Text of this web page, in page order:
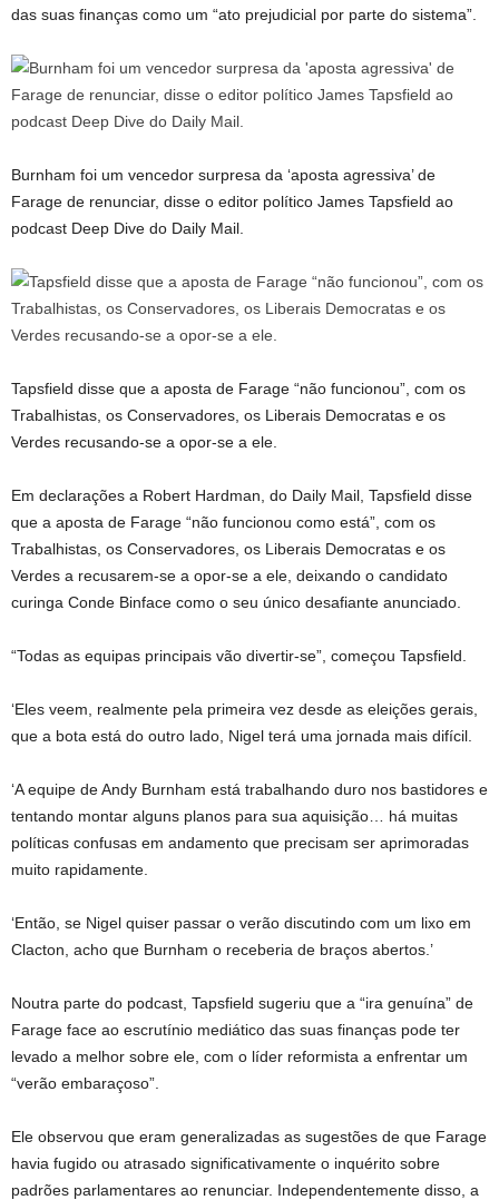
das suas finanças como um “ato prejudicial por parte do sistema”.
Burnham foi um vencedor surpresa da ‘aposta agressiva’ de
Farage de renunciar, disse o editor político James Tapsfield ao
podcast Deep Dive do Daily Mail.
Tapsfield disse que a aposta de Farage “não funcionou”, com os
Trabalhistas, os Conservadores, os Liberais Democratas e os
Verdes recusando-se a opor-se a ele.
Em declarações a Robert Hardman, do Daily Mail, Tapsfield disse
que a aposta de Farage “não funcionou como está”, com os
Trabalhistas, os Conservadores, os Liberais Democratas e os
Verdes a recusarem-se a opor-se a ele, deixando o candidato
curinga Conde Binface como o seu único desafiante anunciado.
“Todas as equipas principais vão divertir-se”, começou Tapsfield.
‘Eles veem, realmente pela primeira vez desde as eleições gerais,
que a bota está do outro lado, Nigel terá uma jornada mais difícil.
‘A equipe de Andy Burnham está trabalhando duro nos bastidores e
tentando montar alguns planos para sua aquisição… há muitas
políticas confusas em andamento que precisam ser aprimoradas
muito rapidamente.
‘Então, se Nigel quiser passar o verão discutindo com um lixo em
Clacton, acho que Burnham o receberia de braços abertos.’
Noutra parte do podcast, Tapsfield sugeriu que a “ira genuína” de
Farage face ao escrutínio mediático das suas finanças pode ter
levado a melhor sobre ele, com o líder reformista a enfrentar um
“verão embaraçoso”.
Ele observou que eram generalizadas as sugestões de que Farage
havia fugido ou atrasado significativamente o inquérito sobre
padrões parlamentares ao renunciar. Independentemente disso, a